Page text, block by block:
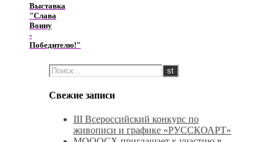
Выставка
"Слава
Воину
-
Победителю!"
Свежие записи
III Всероссийский конкурс по
живописи и графике «РУССКОАРТ»